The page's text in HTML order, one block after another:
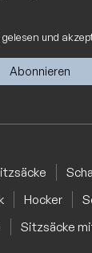
gelesen und
Hocker
Sitzsäcke